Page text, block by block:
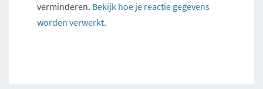
verminderen. Bekijk hoe je reactie gegevens
worden verwerkt.